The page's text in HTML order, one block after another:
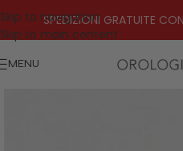
Skip to navigation
Skip to main content
SPEDIZIONI GRATUITE
MENU